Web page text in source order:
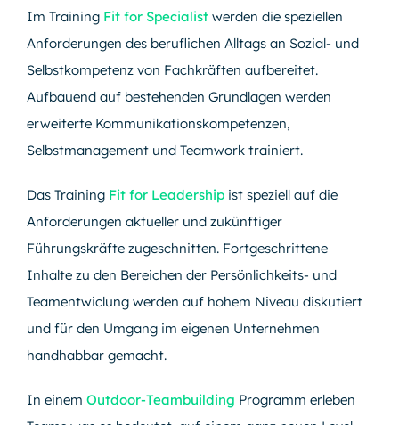
Im Training Fit for Specialist werden die speziellen
Anforderungen des beruflichen Alltags an Sozial- und
Selbstkompetenz von Fachkräften aufbereitet.
Aufbauend auf bestehenden Grundlagen werden
erweiterte Kommunikationskompetenzen,
Selbstmanagement und Teamwork trainiert.
Das Training Fit for Leadership ist speziell auf die
Anforderungen aktueller und zukünftiger
Führungskräfte zugeschnitten. Fortgeschrittene
Inhalte zu den Bereichen der Persönlichkeits- und
Teamentwiclung werden auf hohem Niveau diskutiert
und für den Umgang im eigenen Unternehmen
handhabbar gemacht.
In einem Outdoor-Teambuilding Programm erleben